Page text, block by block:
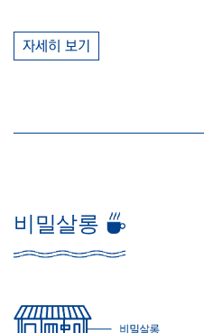
자세히 보기
비밀살롱